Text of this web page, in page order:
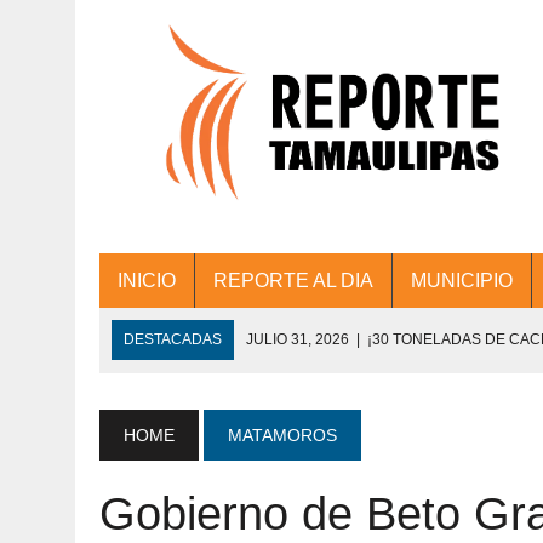
INICIO REPORTE AL DIA MUNICIPIO
DESTACADAS JULIO 31, 2026 | ¡30 TONELADAS DE
JULIO 30, 2026 | 💧🚰 ¡AGUA PARA LA COMUNIDAD!
JULIO 30, 2026 ¡TRABAJO EN EQUIPO Y RESULTADOS!
HOME MATAMOROS
Gobierno de Beto